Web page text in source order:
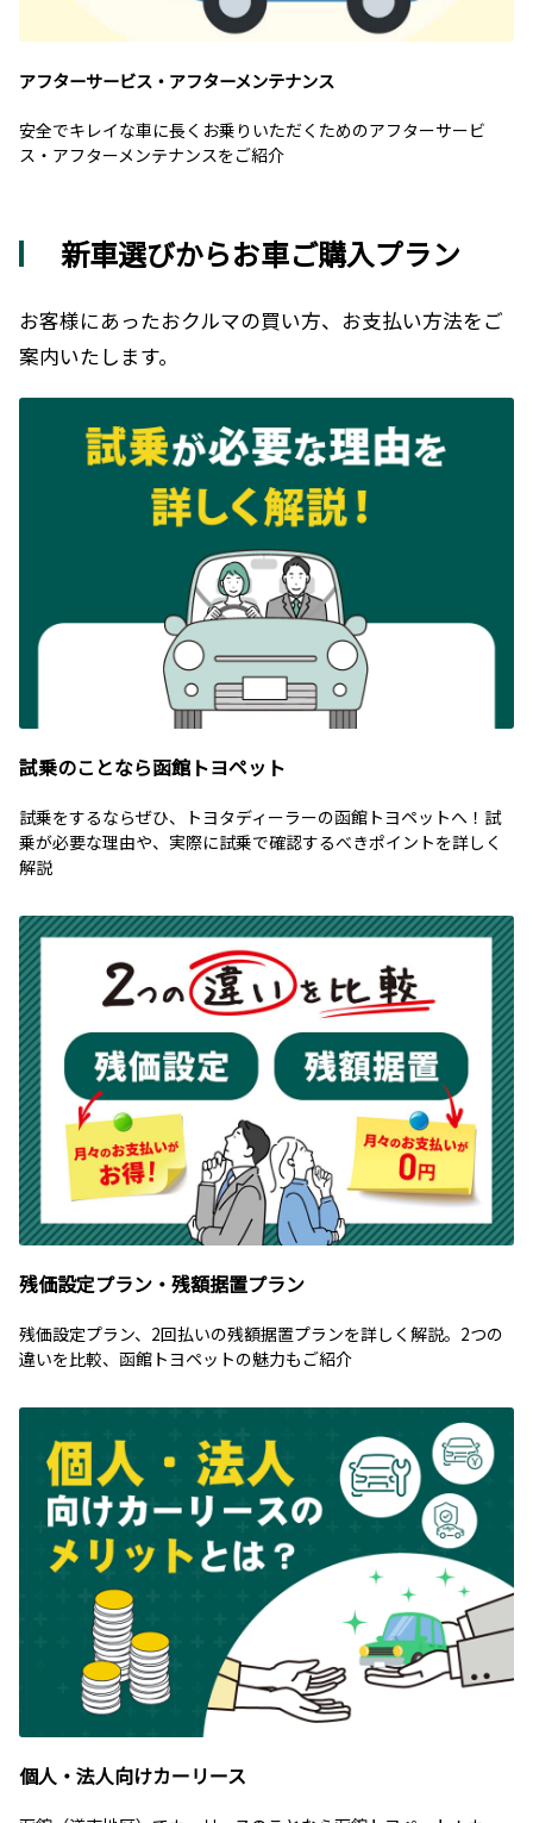
アフターサービス・アフターメンテナンス
安全でキレイな車に長くお乗りいただくためのアフターサービ
ス・アフターメンテナンスをご紹介
新車選びからお車ご購入プラン
お客様にあったおクルマの買い方、お支払い方法をご
案内いたします。
試乗のことなら函館トヨペット
試乗をするならぜひ、トヨタディーラーの函館トヨペットへ！試
乗が必要な理由や、実際に試乗で確認するべきポイントを詳しく
解説
残価設定プラン・残額据置プラン
残価設定プラン、2回払いの残額据置プランを詳しく解説。2つの
違いを比較、函館トヨペットの魅力もご紹介
個人・法人向けカーリース